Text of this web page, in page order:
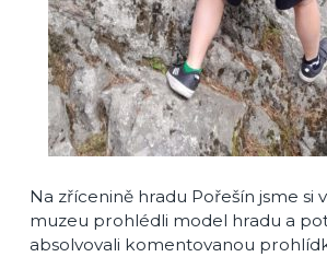
Na zřícenině hradu Pořešín jsme si
muzeu prohlédli model hradu a
absolvovali komentovanou